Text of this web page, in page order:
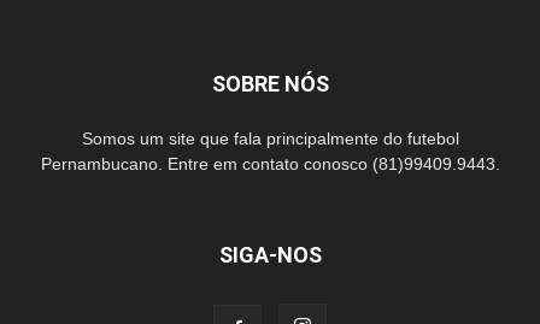
SOBRE NÓS
Somos um site que fala principalmente do futebol
Pernambucano. Entre em contato conosco (81)99409.9443.
SIGA-NOS